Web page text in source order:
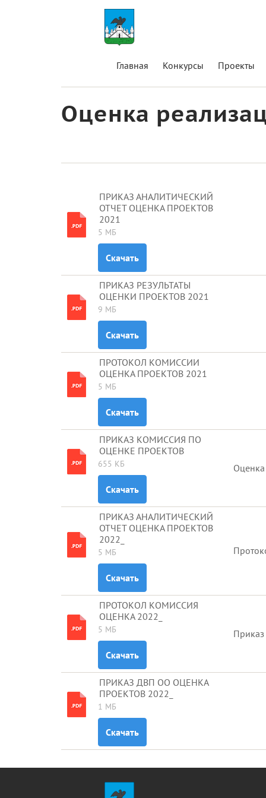
Главная Конкурсы Проекты
Оценка
ПРИКАЗ АНАЛИТИЧЕСКИЙ
ОТЧЕТ ОЦЕНКА ПРОЕКТОВ
2021
5 МБ
Скачать
ПРИКАЗ РЕЗУЛЬТАТЫ
ОЦЕНКИ ПРОЕКТОВ 2021
9 МБ
Скачать
ПРОТОКОЛ КОМИССИИ
ОЦЕНКА ПРОЕКТОВ 2021
5 МБ
Скачать
ПРИКАЗ КОМИССИЯ ПО
ОЦЕНКЕ ПРОЕКТОВ
655 КБ
Скачать
ПРИКАЗ АНАЛИТИЧЕСКИЙ
ОТЧЕТ ОЦЕНКА ПРОЕКТОВ
2022_
5 МБ
Скачать
ПРОТОКОЛ КОМИССИЯ
ОЦЕНКА 2022_
5 МБ
Скачать
ПРИКАЗ ДВП ОО ОЦЕНКА
ПРОЕКТОВ 2022_
1 МБ
Скачать